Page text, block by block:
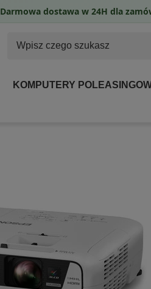
KOMPUTERY
Darmowa dostawa w 24H dla